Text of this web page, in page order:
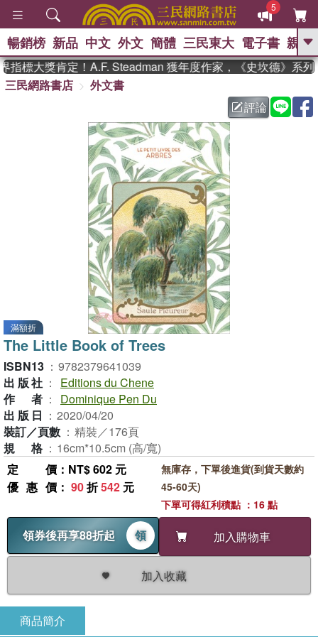
5
GO
父親節 、 如果歷
暑期推薦 、 國際布克
獎 臺灣漫遊錄 、 方念華
登輝時代 、 數學女孩：黎曼猜想
偉大的迷走神經
暢銷榜 新品 中文 外文 簡體 三民東大 電子書 親子
標大獎肯定！A.F. Steadman 獲年度作家，《史坎德》系列
三民網路書店
外文書
評論
滿額折
The Little Book of Trees
ISBN13 ： 9782379641039
出版社 ：
Editions du Chene
作者 ：
Dominique Pen Du
出版日 ： 2020/04/20
裝訂／頁數 ： 精裝／176頁
規格 ： 16cm*10.5cm (高/寬)
定價 ：NT$ 602 元
優惠價 ： 90折542 元
領券後再享88折起 領 加入購物車
加入收藏
無庫存，下單後進貨(到貨天數約
45-60天)
下單可得紅利積點 ：16 點
商品簡介